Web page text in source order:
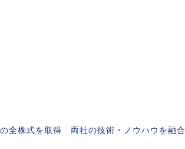
全株式を取得 両社の技術・ノウハウを融合